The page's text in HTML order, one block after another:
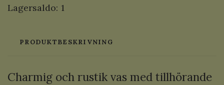
Lagersaldo: 1
PRODUKTBESKRIVNING
Charmig och rustik vas med tillhörande